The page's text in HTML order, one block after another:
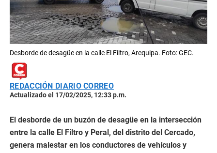
Desborde de desagüe en la calle El Filtro, Arequipa. Foto: GEC.
REDACCIÓN DIARIO CORREO
Actualizado el 17/02/2025, 12:33 p.m.
El desborde de un buzón de desagüe en la intersección
entre la calle El Filtro y Peral, del distrito del Cercado,
genera malestar en los conductores de vehículos y